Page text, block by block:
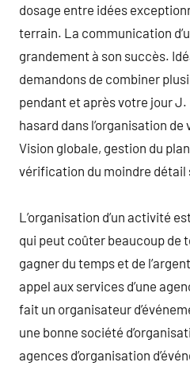
dosage entre idées
terrain. La communication
grandement à son succès.
demandons de combiner
pendant et après votre jour J.
hasard dans l’organisation
Vision globale, gestion du
vérification du moindre
L’organisation d’un activité
qui peut coûter beaucoup de
gagner du temps et de
appel aux services d’une
fait un organisateur
une bonne société
agences d’organisation